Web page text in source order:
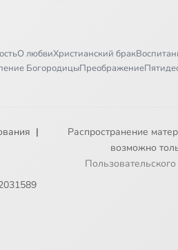
О любвиХристианский брак
БогородицыПреображение
|
Распространение
возможно